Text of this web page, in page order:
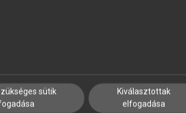
sütik
Kiválasztottak
elfogadása